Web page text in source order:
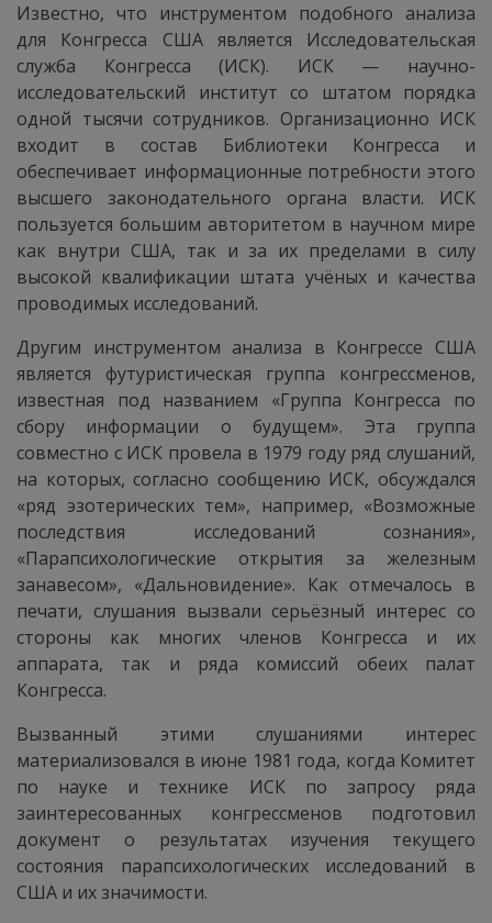
Известно, что инструментом подобного анализа
для Конгресса США является Исследовательская
служба Конгресса (ИСК). ИСК — научно-
исследовательский институт со штатом порядка
одной тысячи сотрудников. Организационно ИСК
входит в состав Библиотеки Конгресса и
обеспечивает информационные потребности этого
высшего законодательного органа власти. ИСК
пользуется большим авторитетом в научном мире
как внутри США, так и за их пределами в силу
высокой квалификации штата учёных и качества
проводимых исследований.
Другим инструментом анализа в Конгрессе США
является футуристическая группа конгрессменов,
известная под названием «Группа Конгресса по
сбору информации о будущем». Эта группа
совместно с ИСК провела в 1979 году ряд слушаний,
на которых, согласно сообщению ИСК, обсуждался
«ряд эзотерических тем», например, «Возможные
последствия исследований сознания»,
«Парапсихологические открытия за железным
занавесом», «Дальновидение». Как отмечалось в
печати, слушания вызвали серьёзный интерес со
стороны как многих членов Конгресса и их
аппарата, так и ряда комиссий обеих палат
Конгресса.
Вызванный этими слушаниями интерес
материализовался в июне 1981 года, когда Комитет
по науке и технике ИСК по запросу ряда
заинтересованных конгрессменов подготовил
документ о результатах изучения текущего
состояния парапсихологических исследований в
США и их значимости.